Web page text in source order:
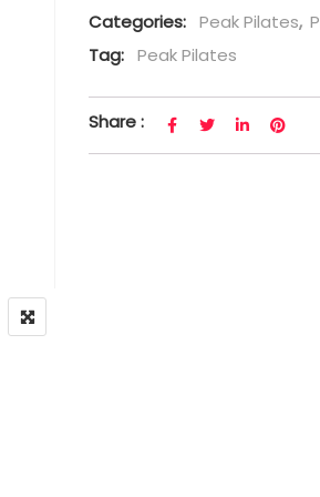
Categories: Peak Pilates,
Tag: Peak Pilates
Share :